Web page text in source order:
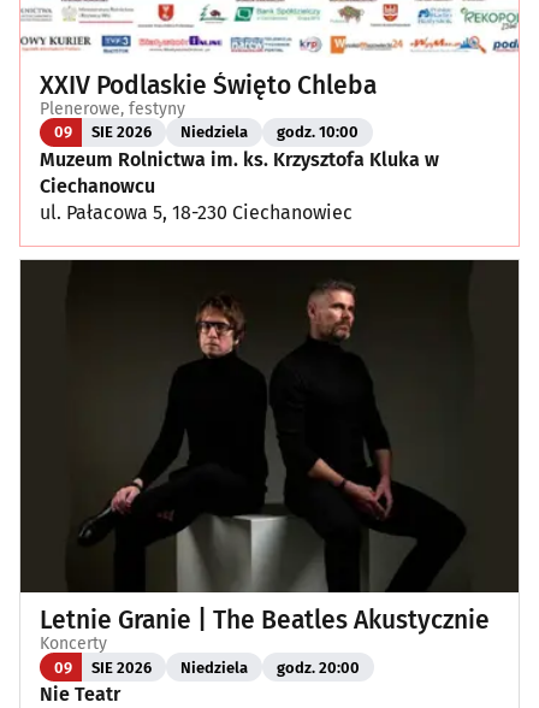
XXIV Podlaskie Święto Chleba
Plenerowe, festyny
09 SIE 2026 Niedziela godz. 10:00
Muzeum Rolnictwa im. ks. Krzysztofa Kluka w
Ciechanowcu
ul. Pałacowa 5, 18-230 Ciechanowiec
Letnie Granie | The Beatles Akustycznie
Koncerty
09 SIE 2026 Niedziela godz. 20:00
Nie Teatr